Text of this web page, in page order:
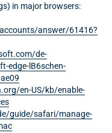
in major browsers:
answer/61416?
de-
edge-lB6schen-
en-US/kb/enable-
guide/safari/manage-